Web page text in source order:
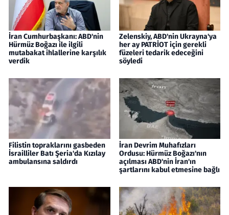
İran Cumhurbaşkanı: ABD'nin
Hürmüz Boğazı ile ilgili
mutabakat ihlallerine karşılık
verdik
Zelenskiy, ABD'nin Ukrayna'ya
her ay PATRİOT için gerekli
füzeleri tedarik edeceğini
söyledi
Filistin topraklarını gasbeden
İsrailliler Batı Şeria'da Kızılay
ambulansına saldırdı
İran Devrim Muhafızları
Ordusu: Hürmüz Boğazı'nın
açılması ABD'nin İran'ın
şartlarını kabul etmesine bağlı